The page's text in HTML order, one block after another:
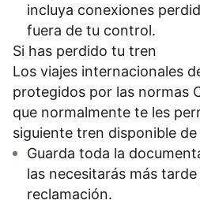
incluya conexiones
fuera de tu control.
Si has perdido tu tren
Los viajes internacionales
protegidos por las normas
que normalmente te les
siguiente tren disponible
Guarda toda la
las necesitarás más
reclamación.